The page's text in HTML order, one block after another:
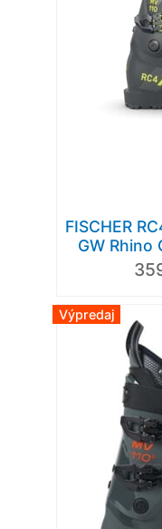
FISCHER
GW Rhino
Výpredaj